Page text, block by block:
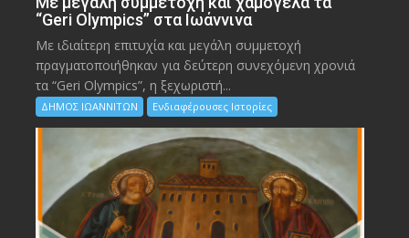
“Geri Olympics” στα Ιωάννινα
Με ιδιαίτερη επιτυχία και μεγάλη συμμετοχή
πραγματοποιήθηκαν για δεύτερη συνεχόμενη χρονιά
τα “Geri Olympics”, η ξεχωριστή...
ΔΗΜΟΣ ΙΩΑΝΝΙΤΩΝ Ενδιαφέρουσες Ιστορίες